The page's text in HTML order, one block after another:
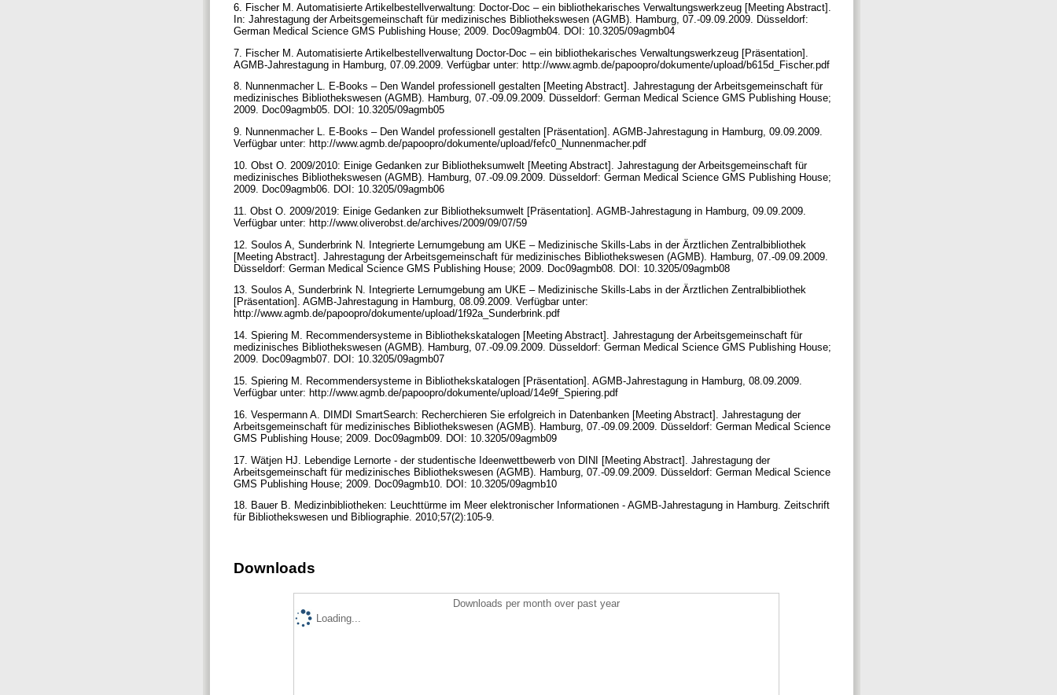
6. Fischer M. Automatisierte Artikelbestellverwaltung: Doctor-Doc – ein bibliothekarisches Verwaltungswerkzeug [Meeting Abstract].
In: Jahrestagung der Arbeitsgemeinschaft für medizinisches Bibliothekswesen (AGMB). Hamburg, 07.-09.09.2009. Düsseldorf:
German Medical Science GMS Publishing House; 2009. Doc09agmb04. DOI: 10.3205/09agmb04
7. Fischer M. Automatisierte Artikelbestellverwaltung Doctor-Doc – ein bibliothekarisches Verwaltungswerkzeug [Präsentation].
AGMB-Jahrestagung in Hamburg, 07.09.2009. Verfügbar unter: http://www.agmb.de/papoopro/dokumente/upload/b615d_Fischer.pdf
8. Nunnenmacher L. E-Books – Den Wandel professionell gestalten [Meeting Abstract]. Jahrestagung der Arbeitsgemeinschaft für
medizinisches Bibliothekswesen (AGMB). Hamburg, 07.-09.09.2009. Düsseldorf: German Medical Science GMS Publishing House;
2009. Doc09agmb05. DOI: 10.3205/09agmb05
9. Nunnenmacher L. E-Books – Den Wandel professionell gestalten [Präsentation]. AGMB-Jahrestagung in Hamburg, 09.09.2009.
Verfügbar unter: http://www.agmb.de/papoopro/dokumente/upload/fefc0_Nunnenmacher.pdf
10. Obst O. 2009/2010: Einige Gedanken zur Bibliotheksumwelt [Meeting Abstract]. Jahrestagung der Arbeitsgemeinschaft für
medizinisches Bibliothekswesen (AGMB). Hamburg, 07.-09.09.2009. Düsseldorf: German Medical Science GMS Publishing House;
2009. Doc09agmb06. DOI: 10.3205/09agmb06
11. Obst O. 2009/2019: Einige Gedanken zur Bibliotheksumwelt [Präsentation]. AGMB-Jahrestagung in Hamburg, 09.09.2009.
Verfügbar unter: http://www.oliverobst.de/archives/2009/09/07/59
12. Soulos A, Sunderbrink N. Integrierte Lernumgebung am UKE – Medizinische Skills-Labs in der Ärztlichen Zentralbibliothek
[Meeting Abstract]. Jahrestagung der Arbeitsgemeinschaft für medizinisches Bibliothekswesen (AGMB). Hamburg, 07.-09.09.2009.
Düsseldorf: German Medical Science GMS Publishing House; 2009. Doc09agmb08. DOI: 10.3205/09agmb08
13. Soulos A, Sunderbrink N. Integrierte Lernumgebung am UKE – Medizinische Skills-Labs in der Ärztlichen Zentralbibliothek
[Präsentation]. AGMB-Jahrestagung in Hamburg, 08.09.2009. Verfügbar unter:
http://www.agmb.de/papoopro/dokumente/upload/1f92a_Sunderbrink.pdf
14. Spiering M. Recommendersysteme in Bibliothekskatalogen [Meeting Abstract]. Jahrestagung der Arbeitsgemeinschaft für
medizinisches Bibliothekswesen (AGMB). Hamburg, 07.-09.09.2009. Düsseldorf: German Medical Science GMS Publishing House;
2009. Doc09agmb07. DOI: 10.3205/09agmb07
15. Spiering M. Recommendersysteme in Bibliothekskatalogen [Präsentation]. AGMB-Jahrestagung in Hamburg, 08.09.2009.
Verfügbar unter: http://www.agmb.de/papoopro/dokumente/upload/14e9f_Spiering.pdf
16. Vespermann A. DIMDI SmartSearch: Recherchieren Sie erfolgreich in Datenbanken [Meeting Abstract]. Jahrestagung der
Arbeitsgemeinschaft für medizinisches Bibliothekswesen (AGMB). Hamburg, 07.-09.09.2009. Düsseldorf: German Medical Science
GMS Publishing House; 2009. Doc09agmb09. DOI: 10.3205/09agmb09
17. Wätjen HJ. Lebendige Lernorte - der studentische Ideenwettbewerb von DINI [Meeting Abstract]. Jahrestagung der
Arbeitsgemeinschaft für medizinisches Bibliothekswesen (AGMB). Hamburg, 07.-09.09.2009. Düsseldorf: German Medical Science
GMS Publishing House; 2009. Doc09agmb10. DOI: 10.3205/09agmb10
18. Bauer B. Medizinbibliotheken: Leuchttürme im Meer elektronischer Informationen - AGMB-Jahrestagung in Hamburg. Zeitschrift
für Bibliothekswesen und Bibliographie. 2010;57(2):105-9.
Downloads
Downloads per month over past year
Loading...